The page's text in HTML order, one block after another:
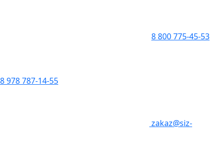
8 800 775-45-53
8 978 787-14-55
zakaz@siz-